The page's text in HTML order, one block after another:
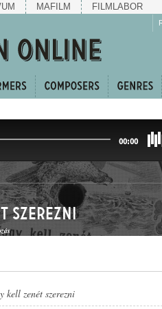
MAFILM FILMLABOR
00:00
szerezni
kell zenét szerezni